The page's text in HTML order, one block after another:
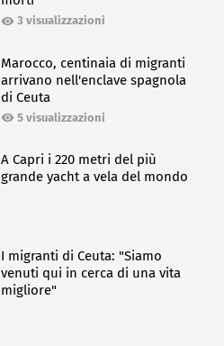
3 visualizzazioni
Marocco, centinaia di migranti
arrivano nell'enclave spagnola
di Ceuta
5 visualizzazioni
A Capri i 220 metri del più
grande yacht a vela del mondo
I migranti di Ceuta: "Siamo
venuti qui in cerca di una vita
migliore"